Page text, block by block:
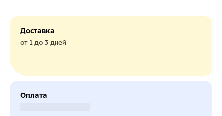
Доставка
от 1 до 3 дней
Оплата